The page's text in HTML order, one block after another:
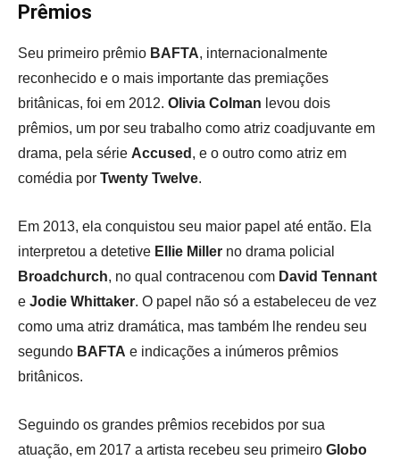
Prêmios
Seu primeiro prêmio BAFTA, internacionalmente
reconhecido e o mais importante das premiações
britânicas, foi em 2012. Olivia Colman levou dois
prêmios, um por seu trabalho como atriz coadjuvante em
drama, pela série Accused , e o outro como atriz em
comédia por Twenty Twelve.
Em 2013, ela conquistou seu maior papel até então. Ela
interpretou a detetive Ellie Miller no drama policial
Broadchurch, no qual contracenou com David Tennant
e Jodie Whittaker. O papel não só a estabeleceu de vez
como uma atriz dramática, mas também lhe rendeu seu
segundo BAFTA e indicações a inúmeros prêmios
britânicos.
Seguindo os grandes prêmios recebidos por sua
atuação, em 2017 a artista recebeu seu primeiro Globo